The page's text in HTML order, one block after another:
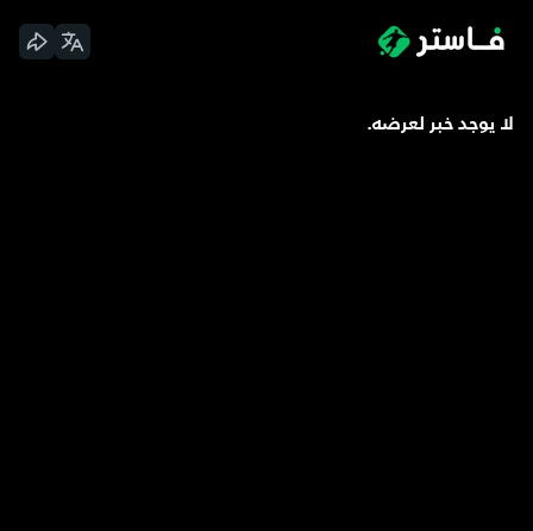
لا يوجد خبر لعرضه.